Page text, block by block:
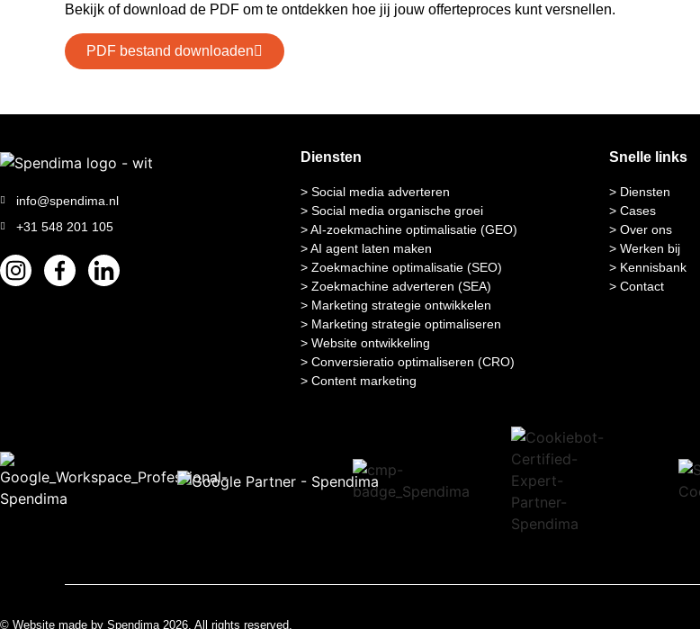
Bekijk of download de PDF om te ontdekken hoe jij jouw offerteproces kunt versnellen.
PDF bestand downloaden
info@spendima.nl
+31 548 201 105
Diensten
> Social media adverteren
> Social media organische groei
> AI-zoekmachine optimalisatie (GEO)
> AI agent laten maken
> Zoekmachine optimalisatie (SEO)
> Zoekmachine adverteren (SEA)
> Marketing strategie ontwikkelen
> Marketing strategie optimaliseren
> Website ontwikkeling
> Conversieratio optimaliseren (CRO)
> Content marketing
Snelle links
> Diensten
> Cases
> Over ons
> Werken bij
> Kennisbank
> Contact
© Website made by Spendima 2026. All rights reserved.